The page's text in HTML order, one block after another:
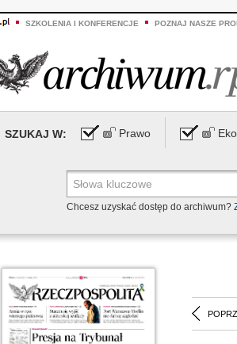
SZKOLENIA I KONFERENCJE POZNAJ NASZE
SZUKAJ W: Prawo
Chcesz uzyskać dostęp do archiwum?